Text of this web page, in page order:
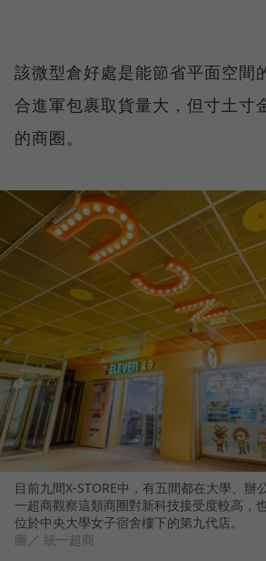
該微型倉好處是能節省平面空間
合進軍包裹取貨量大，但寸土寸
的商圈。
目前九間X-STORE中，有五間都在大學、辦
一超商觀察這類商圈對新科技接受度較高，
位於中央大學女子宿舍樓下的第九代店。
圖／ 統一超商